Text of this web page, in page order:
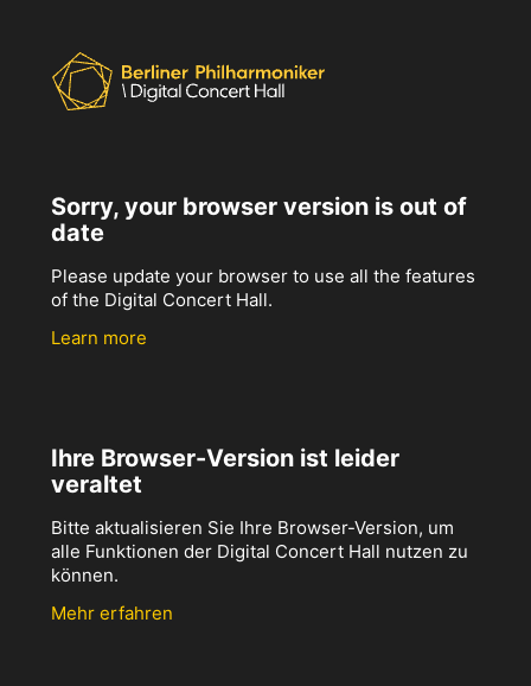
Sorry, your browser version is out of
date
Please update your browser to use all the features
of the Digital Concert Hall.
Learn more
Ihre Browser-Version ist leider
veraltet
Bitte aktualisieren Sie Ihre Browser-Version, um
alle Funktionen der Digital Concert Hall nutzen zu
können.
Mehr erfahren